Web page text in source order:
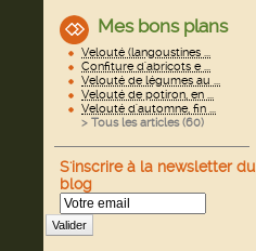
Mes bons plans
Velouté (langoustines ...
Confiture d'abricots e ...
Velouté de légumes au ...
Velouté de potiron, en ...
Velouté d'automne, fin ...
> Tous les articles (60)
S'inscrire à la newsletter du
blog
Valider